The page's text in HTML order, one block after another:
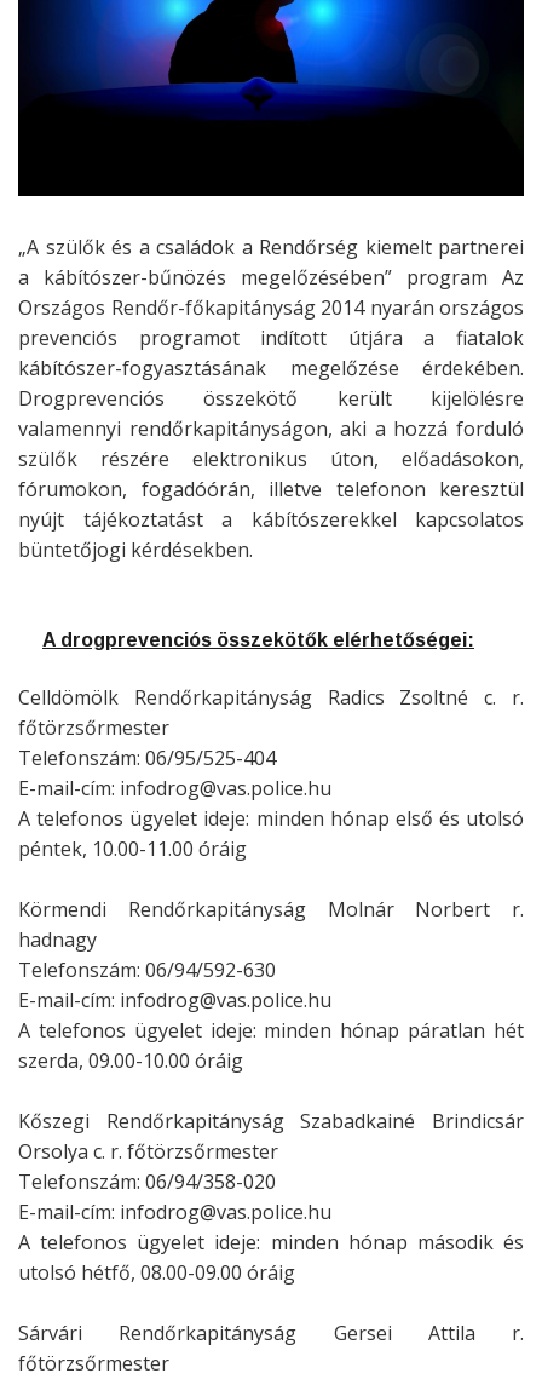
„A szülők és a családok a Rendőrség kiemelt partnerei
a kábítószer-bűnözés megelőzésében” program Az
Országos Rendőr-főkapitányság 2014 nyarán országos
prevenciós programot indított útjára a fiatalok
kábítószer-fogyasztásának megelőzése érdekében.
Drogprevenciós összekötő került kijelölésre
valamennyi rendőrkapitányságon, aki a hozzá forduló
szülők részére elektronikus úton, előadásokon,
fórumokon, fogadóórán, illetve telefonon keresztül
nyújt tájékoztatást a kábítószerekkel kapcsolatos
büntetőjogi kérdésekben.
A drogprevenciós összekötők elérhetőségei:
Celldömölk Rendőrkapitányság Radics Zsoltné c. r.
főtörzsőrmester
Telefonszám: 06/95/525-404
E-mail-cím: infodrog@vas.police.hu
A telefonos ügyelet ideje: minden hónap első és utolsó
péntek, 10.00-11.00 óráig
Körmendi Rendőrkapitányság Molnár Norbert r.
hadnagy
Telefonszám: 06/94/592-630
E-mail-cím: infodrog@vas.police.hu
A telefonos ügyelet ideje: minden hónap páratlan hét
szerda, 09.00-10.00 óráig
Kőszegi Rendőrkapitányság Szabadkainé Brindicsár
Orsolya c. r. főtörzsőrmester
Telefonszám: 06/94/358-020
E-mail-cím: infodrog@vas.police.hu
A telefonos ügyelet ideje: minden hónap második és
utolsó hétfő, 08.00-09.00 óráig
Sárvári Rendőrkapitányság Gersei Attila r.
főtörzsőrmester